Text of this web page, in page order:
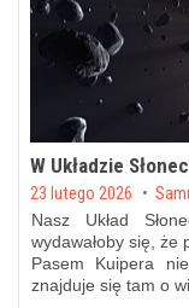
W Układzie
Posted on
23 lutego 2026 by
Nasz Układ
wydawałoby się,
Pasem Kuipera
znajduje się tam o